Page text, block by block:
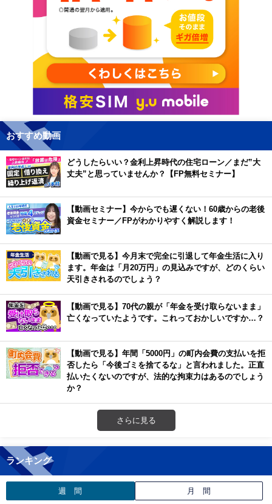
おすすめ動画
どうしたらいい？金利上昇時代の住宅ローン／まだ”大
丈夫”と思っていませんか？【FP無料セミナー】
【動画セミナー】今からでも遅くない！60歳からの老後
資金セミナー／FPがわかりやすく解説します！
【動画で見る】今月末で完全に引退して年金生活に入り
ます。年金は「月20万円」の見込みですが、どのくらい
天引きされるのでしょう？
【動画で見る】70代の親が「年金を受け取らないまま」
亡くなっていたようです。これっておかしいですか…？
【動画で見る】年間「5000円」の町内会費の支払いを拒
否したら「今後ゴミを捨てるな」と言われました。正直
払いたくないのですが、法的な拘束力はあるのでしょう
か？
さらに見る
ランキング
週 間 月 間